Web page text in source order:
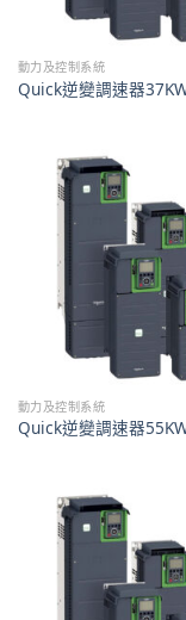
動力及控制系統
Quick逆變調速器
動力及控制系統
Quick逆變調速器